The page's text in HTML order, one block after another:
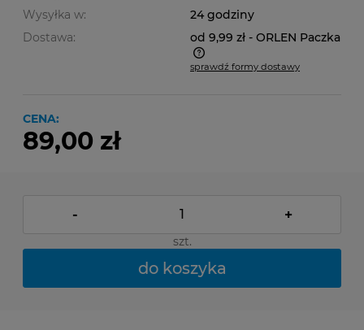
Wysyłka w:
24 godziny
Dostawa:
od 9,99 zł - ORLEN Paczka
Cena nie zawiera ewentualnych kosztów płatności
sprawdź formy dostawy
CENA:
89,00 zł
- +
szt.
do koszyka